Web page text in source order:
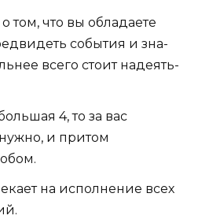
том, что вы обладаете
со­бытия и зна­
всего стоит на­де­ять­
4, то за вас
и притом
на исполнение всех